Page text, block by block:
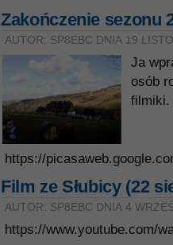
Zakończenie sezonu
AUTOR: SP8EBC DNIA 19
Ja
osób
https://
Film ze Słubicy (22
AUTOR: SP8EBC DNIA 4
https://www.youtube.com/